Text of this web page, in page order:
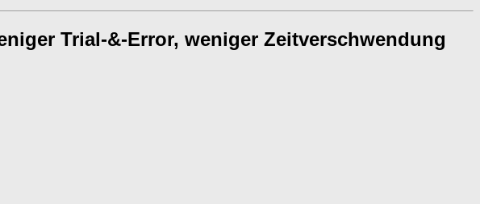
Trial-&-Error, weniger Zeitverschwendung